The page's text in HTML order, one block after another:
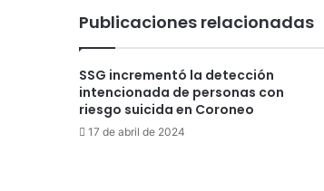
Publicaciones relacionadas
SSG incrementó la detección
intencionada de personas con
riesgo suicida en Coroneo
17 de abril de 2024